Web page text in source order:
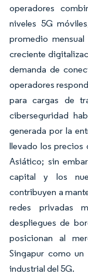
operadores
niveles 5G
promedio
creciente
demanda de
operadores
para cargas de
ciberseguridad
generada por la
llevado los precios
Asiático; sin
capital y los
contribuyen a
redes privadas
despliegues de
posicionan al
Singapur como
industrial del 5G.